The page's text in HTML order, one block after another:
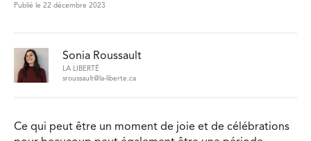
Publié le 22 décembre 2023
Sonia Roussault
LA LIBERTÉ
sroussault@la-liberte.ca
Ce qui peut être un moment de joie et de célébrations